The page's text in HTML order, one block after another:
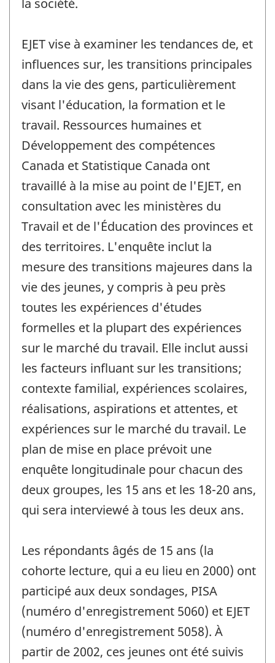
la société.
EJET vise à examiner les tendances de, et
influences sur, les transitions principales
dans la vie des gens, particulièrement
visant l'éducation, la formation et le
travail. Ressources humaines et
Développement des compétences
Canada et Statistique Canada ont
travaillé à la mise au point de l'EJET, en
consultation avec les ministères du
Travail et de l'Éducation des provinces et
des territoires. L'enquête inclut la
mesure des transitions majeures dans la
vie des jeunes, y compris à peu près
toutes les expériences d'études
formelles et la plupart des expériences
sur le marché du travail. Elle inclut aussi
les facteurs influant sur les transitions;
contexte familial, expériences scolaires,
réalisations, aspirations et attentes, et
expériences sur le marché du travail. Le
plan de mise en place prévoit une
enquête longitudinale pour chacun des
deux groupes, les 15 ans et les 18-20 ans,
qui sera interviewé à tous les deux ans.
Les répondants âgés de 15 ans (la
cohorte lecture, qui a eu lieu en 2000) ont
participé aux deux sondages, PISA
(numéro d'enregistrement 5060) et EJET
(numéro d'enregistrement 5058). À
partir de 2002, ces jeunes ont été suivis